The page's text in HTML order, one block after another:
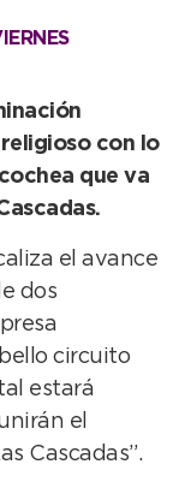
con lo
que va
el avance
dos
circuito
estará
el
Cascadas”.